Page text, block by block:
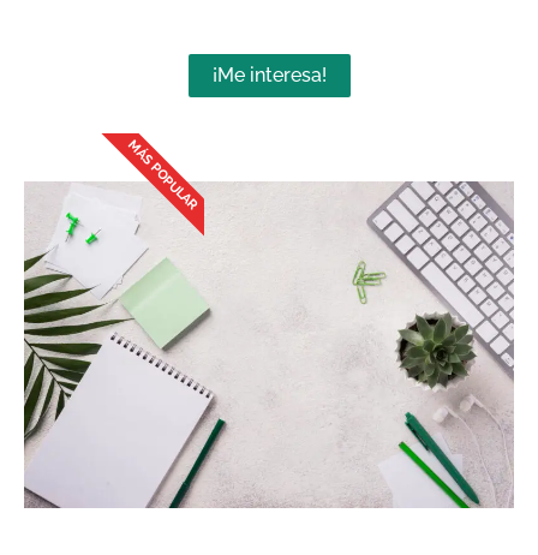
¡Me interesa!
MÁS POPULAR